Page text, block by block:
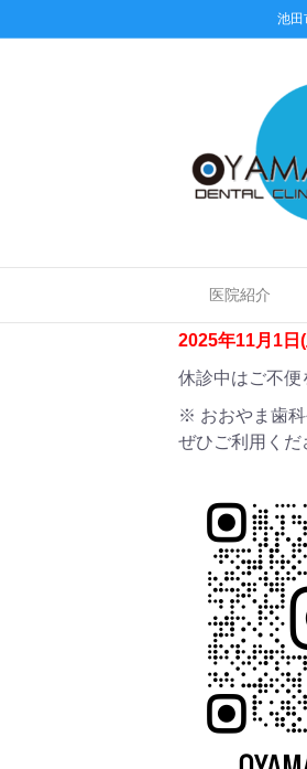
池田
医院紹介
臨時
おおやま歯科
2025年11月1日
休診中はご不便
※ おおやま歯
ぜひご利用くだ